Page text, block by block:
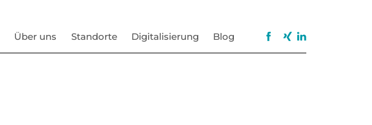
Über uns Standorte Digitalisierung Blog